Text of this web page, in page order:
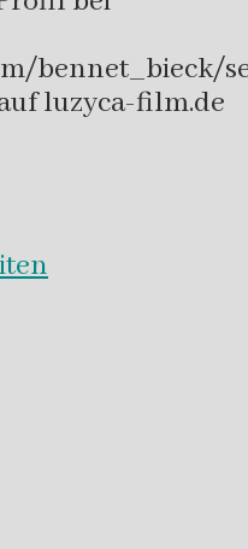
bennet_bieck/
luzyca-film.de